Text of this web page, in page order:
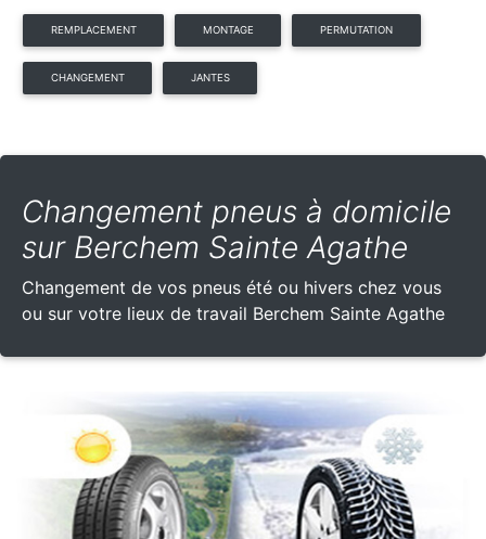
REMPLACEMENT MONTAGE PERMUTATION
CHANGEMENT JANTES
Changement pneus à domicile
sur Berchem Sainte Agathe
Changement de vos pneus été ou hivers chez vous
ou sur votre lieux de travail Berchem Sainte Agathe